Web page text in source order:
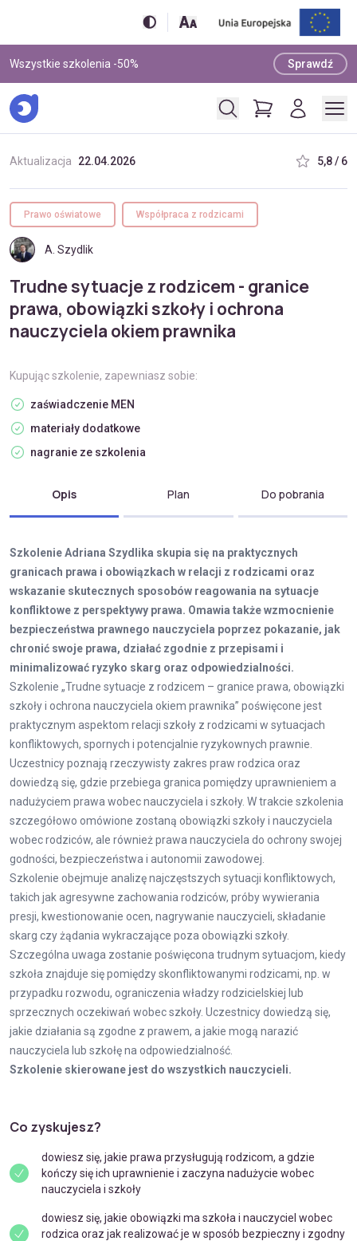
Wszystkie szkolenia -50% Sprawdź
Aktualizacja 22.04.2026 5,8 / 6
A. Szydlik
Prawo oświatowe Współpraca z rodzicami
Trudne sytuacje z rodzicem - granice
prawa, obowiązki szkoły i ochrona
nauczyciela okiem prawnika
Kupując szkolenie, zapewniasz sobie:
zaświadczenie MEN
materiały dodatkowe
nagranie ze szkolenia
Opis Plan Do pobrania
Szkolenie Adriana Szydlika skupia się na praktycznych
granicach prawa i obowiązkach w relacji z rodzicami oraz
wskazanie skutecznych sposobów reagowania na sytuacje
konfliktowe z perspektywy prawa. Omawia także wzmocnienie
bezpieczeństwa prawnego nauczyciela poprzez pokazanie, jak
chronić swoje prawa, działać zgodnie z przepisami i
minimalizować ryzyko skarg oraz odpowiedzialności.
Szkolenie „Trudne sytuacje z rodzicem – granice prawa, obowiązki
szkoły i ochrona nauczyciela okiem prawnika” poświęcone jest
praktycznym aspektom relacji szkoły z rodzicami w sytuacjach
konfliktowych, spornych i potencjalnie ryzykownych prawnie.
Uczestnicy poznają rzeczywisty zakres praw rodzica oraz
dowiedzą się, gdzie przebiega granica pomiędzy uprawnieniem a
nadużyciem prawa wobec nauczyciela i szkoły. W trakcie szkolenia
szczegółowo omówione zostaną obowiązki szkoły i nauczyciela
wobec rodziców, ale również prawa nauczyciela do ochrony swojej
godności, bezpieczeństwa i autonomii zawodowej.
Szkolenie obejmuje analizę najczęstszych sytuacji konfliktowych,
takich jak agresywne zachowania rodziców, próby wywierania
presji, kwestionowanie ocen, nagrywanie nauczycieli, składanie
skarg czy żądania wykraczające poza obowiązki szkoły.
Szczególna uwaga zostanie poświęcona trudnym sytuacjom, kiedy
szkoła znajduje się pomiędzy skonfliktowanymi rodzicami, np. w
przypadku rozwodu, ograniczenia władzy rodzicielskiej lub
sprzecznych oczekiwań wobec szkoły. Uczestnicy dowiedzą się,
jakie działania są zgodne z prawem, a jakie mogą narazić
nauczyciela lub szkołę na odpowiedzialność.
Szkolenie skierowane jest do wszystkich nauczycieli.
Co zyskujesz?
dowiesz się, jakie prawa przysługują rodzicom, a gdzie
kończy się ich uprawnienie i zaczyna nadużycie wobec
nauczyciela i szkoły
dowiesz się, jakie obowiązki ma szkoła i nauczyciel wobec
rodzica oraz jak realizować je w sposób bezpieczny i zgodny